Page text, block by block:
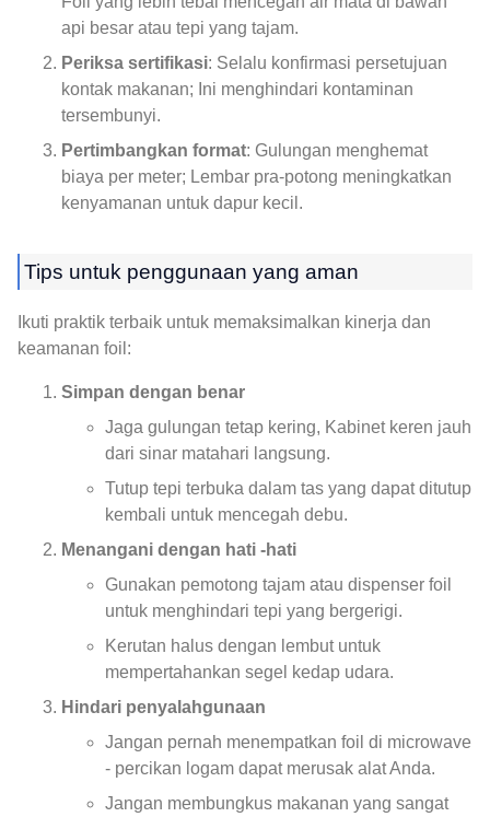
api besar atau tepi yang tajam.
Periksa sertifikasi: Selalu konfirmasi persetujuan
kontak makanan; Ini menghindari kontaminan
tersembunyi.
Pertimbangkan format: Gulungan menghemat
biaya per meter; Lembar pra-potong meningkatkan
kenyamanan untuk dapur kecil.
Tips untuk penggunaan yang aman
Ikuti praktik terbaik untuk memaksimalkan kinerja dan
keamanan foil:
Simpan dengan benar
Jaga gulungan tetap kering, Kabinet keren jauh
dari sinar matahari langsung.
Tutup tepi terbuka dalam tas yang dapat ditutup
kembali untuk mencegah debu.
Menangani dengan hati -hati
Gunakan pemotong tajam atau dispenser foil
untuk menghindari tepi yang bergerigi.
Kerutan halus dengan lembut untuk
mempertahankan segel kedap udara.
Hindari penyalahgunaan
Jangan pernah menempatkan foil di microwave
- percikan logam dapat merusak alat Anda.
Jangan membungkus makanan yang sangat